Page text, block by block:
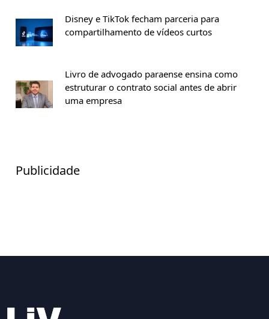
Disney e TikTok fecham parceria para
compartilhamento de vídeos curtos
Livro de advogado paraense ensina como
estruturar o contrato social antes de abrir
uma empresa
Publicidade